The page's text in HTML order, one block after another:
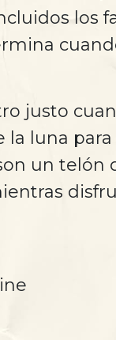
los
justo
la luna
un telón